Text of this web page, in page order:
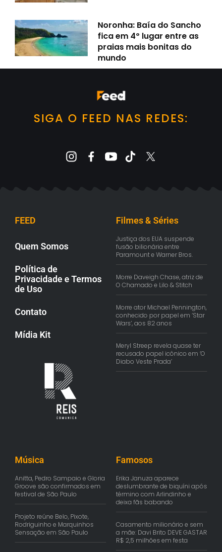
Noronha: Baía do Sancho
fica em 4º lugar entre as
praias mais bonitas do
mundo
SIGA O FEED NAS REDES:
FEED
Quem Somos
Política de
Privacidade e Termos
de Uso
Contato
Mídia Kit
Filmes & Séries
Justiça dos EUA suspende
fusão bilionária entre
Paramount e Warner Bros.
Morre Daveigh Chase, atriz de
O Chamado e Lilo & Stitch
Morre ator Michael Pennington,
conhecido por papel em ‘Star
Wars’, aos 82 anos
Meryl Streep revela quase ter
recusado papel icônico em ‘O
Diabo Veste Prada’
Música
Anitta, Pedro Sampaio e Gloria
Groove são confirmados em
festival de São Paulo
Projeto reúne Belo, Pixote,
Rodriguinho e Marquinhos
Sensação em São Paulo
Famosos
Erika Januza aparece
deslumbrante de biquíni após
término com Arlindinho e
deixa fãs babando
Casamento milionário e sem
a mãe: Davi Brito DEVE GASTAR
R$ 2,5 milhões em festa